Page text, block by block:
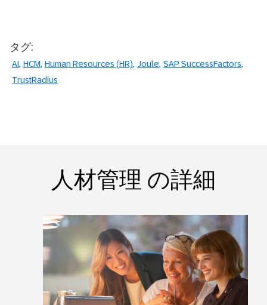
タグ:
AI HCM Human Resources (HR) Joule SAP SuccessFactors
TrustRadius
人材管理 の詳細